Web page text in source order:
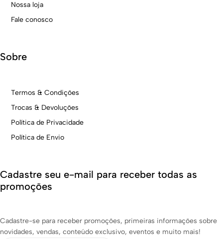
Nossa loja
Fale conosco
Sobre
Termos & Condições
Trocas & Devoluções
Política de Privacidade
Política de Envio
Cadastre seu e-mail para receber todas as
promoções
Cadastre-se para receber promoções, primeiras informações sobre
novidades, vendas, conteúdo exclusivo, eventos e muito mais!